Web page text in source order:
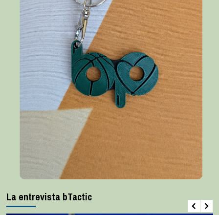
La entrevista bTactic